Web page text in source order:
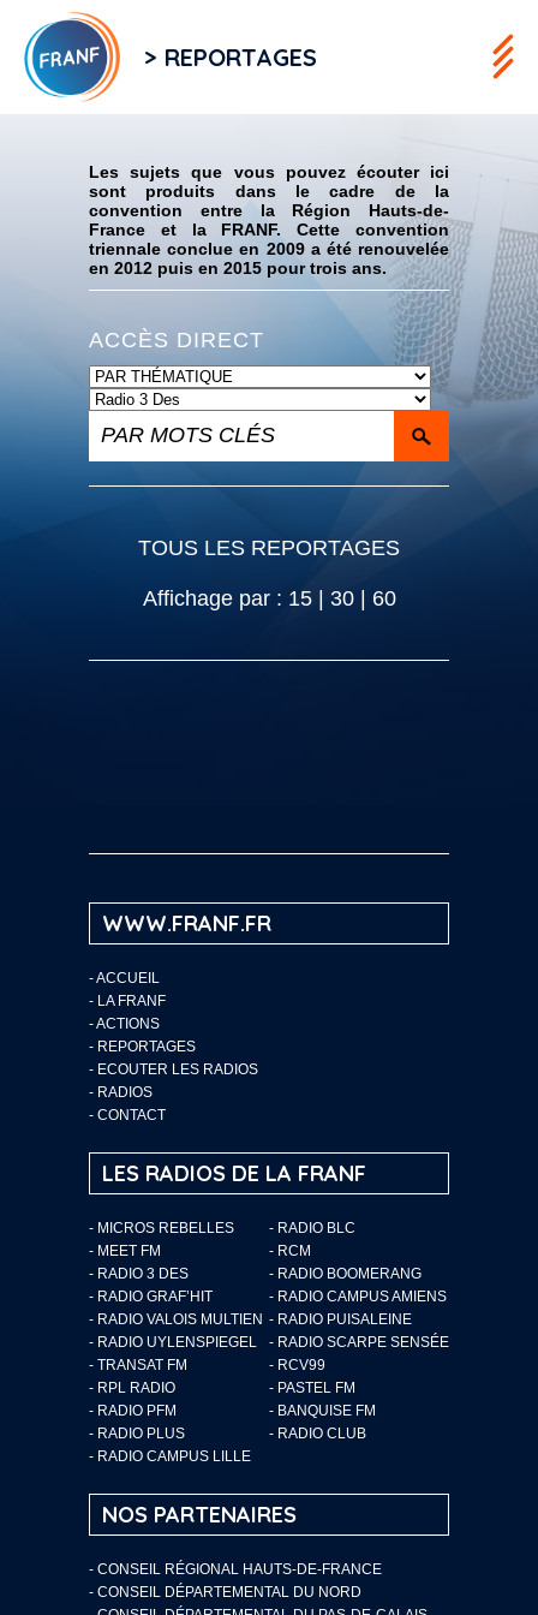
> REPORTAGES
Les sujets que vous pouvez écouter ici
sont produits dans le cadre de la
convention entre la Région Hauts-de-
France et la FRANF. Cette convention
triennale conclue en 2009 a été renouvelée
en 2012 puis en 2015 pour trois ans.
ACCÈS DIRECT
TOUS LES REPORTAGES
Affichage par : 15| 30| 60
WWW.FRANF.FR
-ACCUEIL
- LA FRANF
-ACTIONS
- REPORTAGES
- ECOUTER LES RADIOS
- RADIOS
- CONTACT
LES RADIOS DE LA FRANF
- MICROS REBELLES
- RADIO BLC
- MEET FM
- RCM
- RADIO 3 DES
- RADIO BOOMERANG
- RADIO GRAF’HIT
- RADIO CAMPUS AMIENS
- RADIO VALOIS MULTIEN - RADIO PUISALEINE
- RADIO UYLENSPIEGEL
- RADIO SCARPE SENSÉE
- TRANSAT FM
- RCV99
- RPL RADIO
- PASTEL FM
- RADIO PFM
- BANQUISE FM
- RADIO PLUS
- RADIO CLUB
- RADIO CAMPUS LILLE
NOS PARTENAIRES
- CONSEIL RÉGIONAL HAUTS-DE-FRANCE
- CONSEIL DÉPARTEMENTAL DU NORD